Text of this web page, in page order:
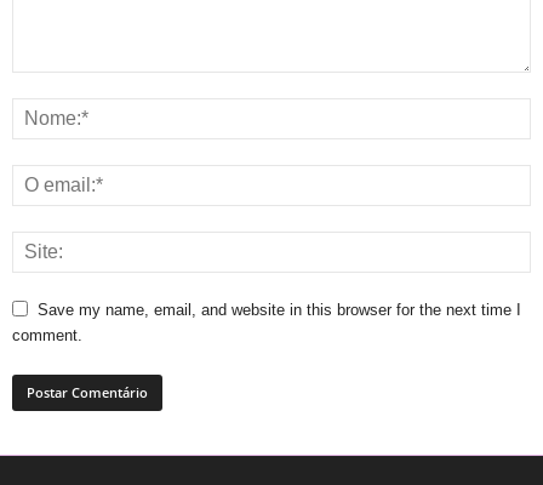
Save my name, email, and website in this browser for the next time I
comment.